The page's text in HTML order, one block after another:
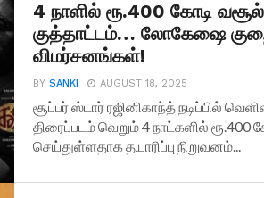
4 நாளில் ரூ.400 கோடி வசூல்
குத்தாட்டம்… லோகேஷை
விமர்சனங்கள்!
BYSANKI AUGUST 18, 2025
சூப்பர் ஸ்டார் ரஜினிகாந்த் நடிப்பில்
திரைப்படம் வெறும் 4 நாட்களில் ரூ.400
செய்துள்ளதாக தயாரிப்பு நிறுவனம்...